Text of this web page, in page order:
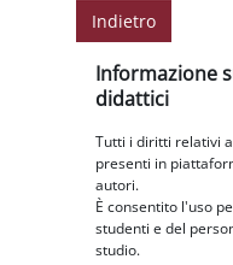
Indietro
Blocchi
Informazione
didattici
Tutti i diritti relativi
presenti in
autori.
È consentito l'uso
studenti e del
studio.